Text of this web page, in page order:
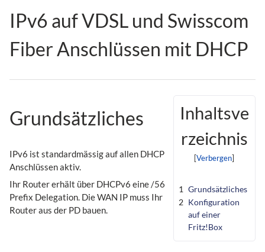
IPv6 auf VDSL und Swisscom
Fiber Anschlüssen mit DHCP
Grundsätzliches
IPv6 ist standardmässig auf allen DHCP
Anschlüssen aktiv.
Ihr Router erhält über DHCPv6 eine /56
Prefix Delegation. Die WAN IP muss Ihr
Router aus der PD bauen.
Inhaltsve
rzeichnis
1 Grundsätzliches
2 Konfiguration
auf einer
Fritz!Box